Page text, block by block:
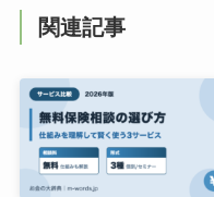
関連記事